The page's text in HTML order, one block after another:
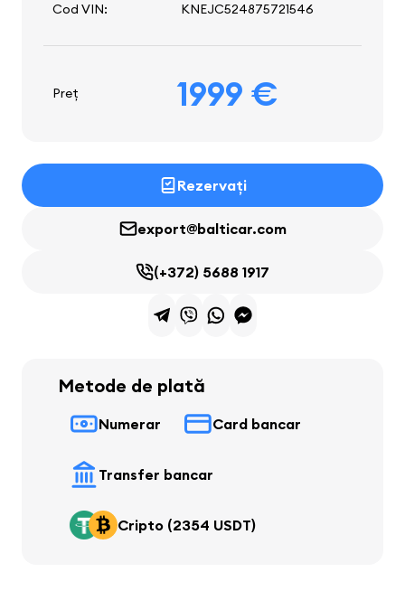
Cod VIN: KNEJC524875721546
Preț 1999 €
Rezervați
export@balticar.com
(+372) 5688 1917
Metode de plată
Numerar Card bancar
Transfer bancar
Cripto (2354 USDT)